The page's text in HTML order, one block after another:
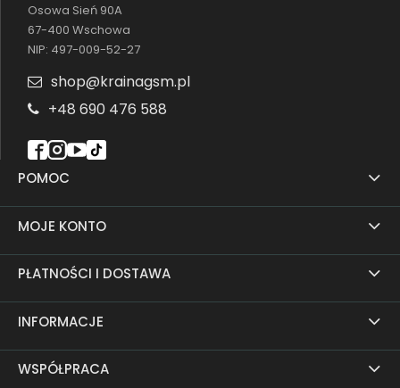
POMOC
MOJE KONTO
PŁATNOŚCI I DOSTAWA
INFORMACJE
WSPÓŁPRACA
Osowa Sień 90A
67-400 Wschowa
NIP: 497-009-52-27
shop@krainagsm.pl
+48 690 476 588